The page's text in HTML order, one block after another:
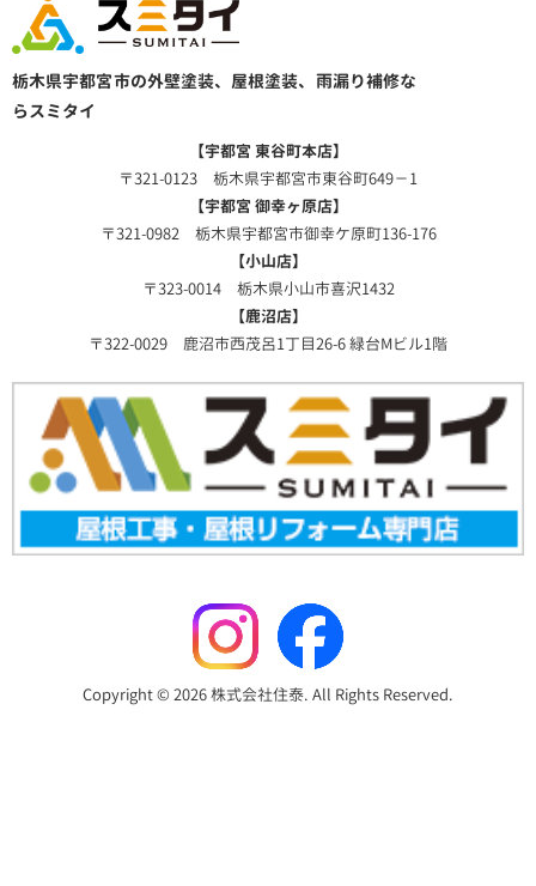
栃木県宇都宮市の外壁塗装、屋根塗装、雨漏り補修な
らスミタイ
【宇都宮 東谷町本店】
〒321-0123 栃木県宇都宮市東谷町649－1
【宇都宮 御幸ヶ原店】
〒321-0982 栃木県宇都宮市御幸ケ原町136-176
【小山店】
〒323-0014 栃木県小山市喜沢1432
【鹿沼店】
〒322-0029 鹿沼市西茂呂1丁目26-6 緑台Mビル1階
Copyright © 2026 株式会社住泰. All Rights Reserved.